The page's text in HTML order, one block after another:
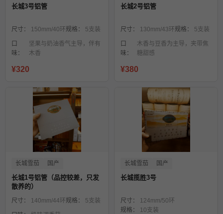
长城3号铝管
尺寸： 150mm/40环规格： 5支装
口
味：
坚果与奶油香气主导，伴有
木香
¥320
长城2号铝管
尺寸： 130mm/43环规格： 5支装
口
味：
木香与豆香为主导，夹带焦
糖甜感
¥380
长城雪茄 国产
长城1号铝管（品控较差，只发
散养的）
尺寸： 140mm/44环规格： 5支装
长城雪茄 国产
长城揽胜3号
尺寸：
124mm/50环
规格：
10支装